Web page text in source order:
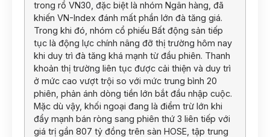
trong rổ VN30, đặc biệt là nhóm Ngân hàng, đã
khiến VN-Index đánh mất phần lớn đà tăng giá.
Trong khi đó, nhóm cổ phiếu Bất động sản tiếp
tục là động lực chính nâng đỡ thị trường hôm nay
khi duy trì đà tăng khá mạnh từ đầu phiên. Thanh
khoản thị trường liên tục được cải thiện và duy trì
ở mức cao vượt trội so với mức trung bình 20
phiên, phản ánh dòng tiền lớn bắt đầu nhập cuộc.
Mặc dù vậy, khối ngoại đang là điểm trừ lớn khi
đẩy mạnh bán ròng sang phiên thứ 3 liên tiếp với
giá trị gần 807 tỷ đồng trên sàn HOSE, tập trung